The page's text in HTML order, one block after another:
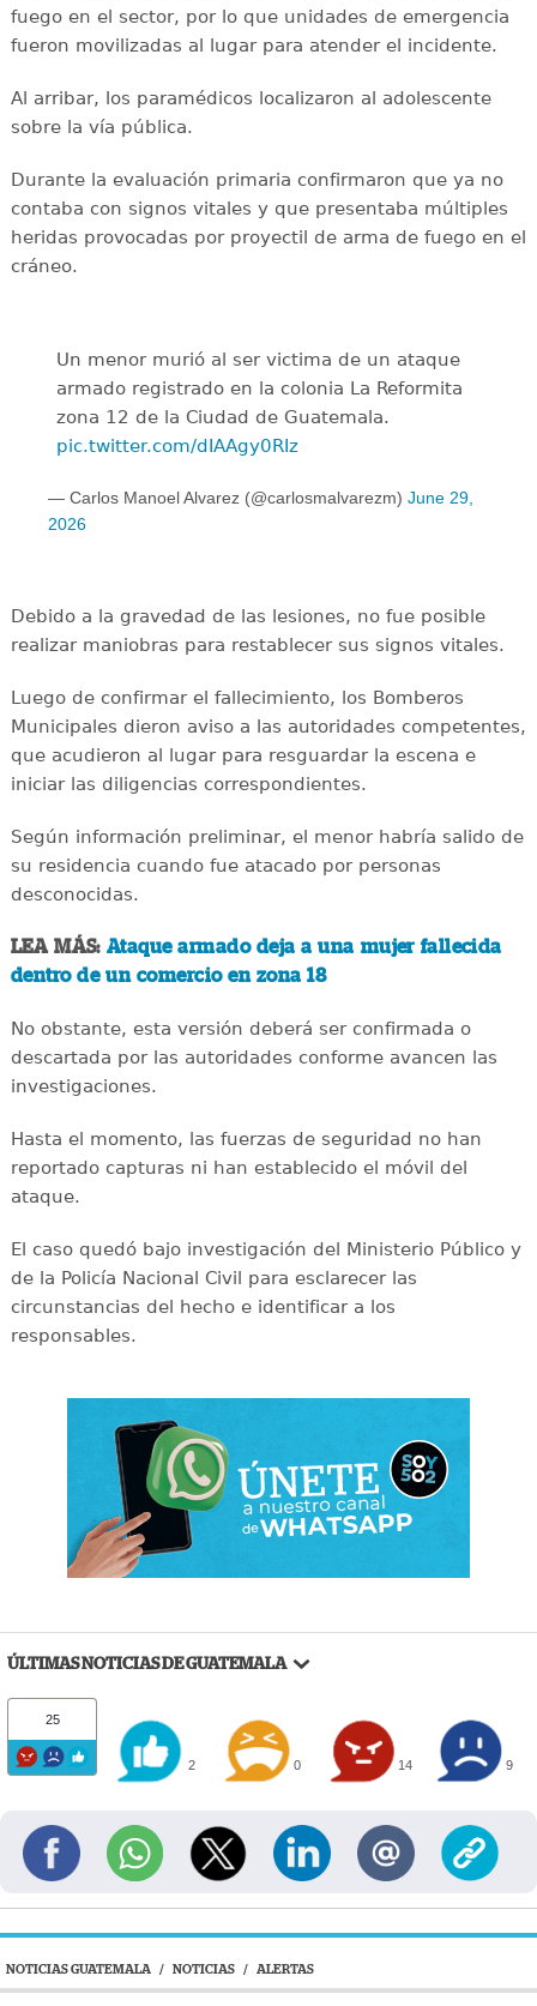
fuego en el sector, por lo que unidades de emergencia
fueron movilizadas al lugar para atender el incidente.
Al arribar, los paramédicos localizaron al adolescente
sobre la vía pública.
Durante la evaluación primaria confirmaron que ya no
contaba con signos vitales y que presentaba múltiples
heridas provocadas por proyectil de arma de fuego en el
cráneo.
Un menor murió al ser victima de un ataque
armado registrado en la colonia La Reformita
zona 12 de la Ciudad de Guatemala.
pic.twitter.com/dIAAgy0RIz
— Carlos Manoel Alvarez (@carlosmalvarezm) June 29,
2026
Debido a la gravedad de las lesiones, no fue posible
realizar maniobras para restablecer sus signos vitales.
Luego de confirmar el fallecimiento, los Bomberos
Municipales dieron aviso a las autoridades competentes,
que acudieron al lugar para resguardar la escena e
iniciar las diligencias correspondientes.
Según información preliminar, el menor habría salido de
su residencia cuando fue atacado por personas
desconocidas.
LEA MÁS: Ataque armado deja a una mujer fallecida
dentro de un comercio en zona 18
No obstante, esta versión deberá ser confirmada o
descartada por las autoridades conforme avancen las
investigaciones.
Hasta el momento, las fuerzas de seguridad no han
reportado capturas ni han establecido el móvil del
ataque.
El caso quedó bajo investigación del Ministerio Público y
de la Policía Nacional Civil para esclarecer las
circunstancias del hecho e identificar a los
responsables.
ÚLTIMAS NOTICIAS DE GUATEMALA
25
2 0 14 9
NOTICIAS GUATEMALA / NOTICIAS / ALERTAS